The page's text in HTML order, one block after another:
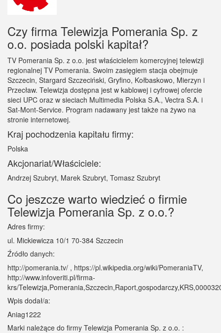
Czy firma Telewizja Pomerania Sp. z
o.o. posiada polski kapitał?
TV Pomerania Sp. z o.o. jest właścicielem komercyjnej telewizji
regionalnej TV Pomerania. Swoim zasięgiem stacja obejmuje
Szczecin, Stargard Szczeciński, Gryfino, Kołbaskowo, Mierzyn i
Przecław. Telewizja dostępna jest w kablowej i cyfrowej ofercie
sieci UPC oraz w sieciach Multimedia Polska S.A., Vectra S.A. i
Sat-Mont-Service. Program nadawany jest także na żywo na
stronie internetowej.
Kraj pochodzenia kapitału firmy:
Polska
Akcjonariat/Właściciele:
Andrzej Szubryt, Marek Szubryt, Tomasz Szubryt
Co jeszcze warto wiedzieć o firmie
Telewizja Pomerania Sp. z o.o.?
Adres firmy:
ul. Mickiewicza 10/1 70-384 Szczecin
Źródło danych:
http://pomerania.tv/ , https://pl.wikipedia.org/wiki/PomeraniaTV,
http://www.infoveriti.pl/firma-
krs/
Wpis dodał/a:
Aniag1222
Marki należące do firmy Telewizja Pomerania Sp. z o.o. :